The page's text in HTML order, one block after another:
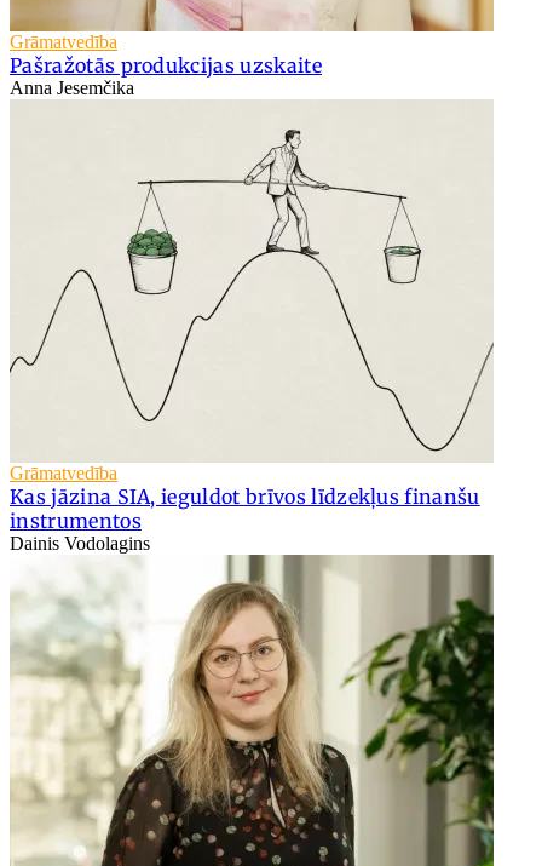
Grāmatvedība
Pašražotās produkcijas uzskaite
Anna Jesemčika
Grāmatvedība
Kas jāzina SIA, ieguldot brīvos līdzekļus finanšu
instrumentos
Dainis Vodolagins